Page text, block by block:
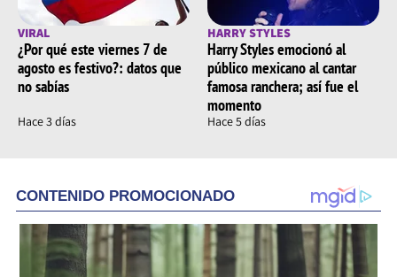
VIRAL
¿Por qué este viernes 7 de
agosto es festivo?: datos que
no sabías
Hace 3 días
HARRY STYLES
Harry Styles emocionó al
público mexicano al cantar
famosa ranchera; así fue el
momento
Hace 5 días